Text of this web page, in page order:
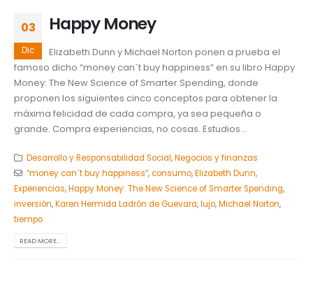
03
Dic
Happy Money
Elizabeth Dunn y Michael Norton ponen a prueba el
famoso dicho “money can´t buy happiness” en su libro Happy
Money: The New Science of Smarter Spending, donde
proponen los siguientes cinco conceptos para obtener la
máxima felicidad de cada compra, ya sea pequeña o
grande. Compra experiencias, no cosas. Estudios...
Desarrollo y Responsabilidad Social,Negocios y finanzas
“money can´t buy happiness”,consumo,Elizabeth Dunn,
Experiencias,Happy Money: The New Science of Smarter Spending,
inversión,Karen Hermida Ladrón de Guevara,lujo,Michael Norton,
tiempo
READ MORE...